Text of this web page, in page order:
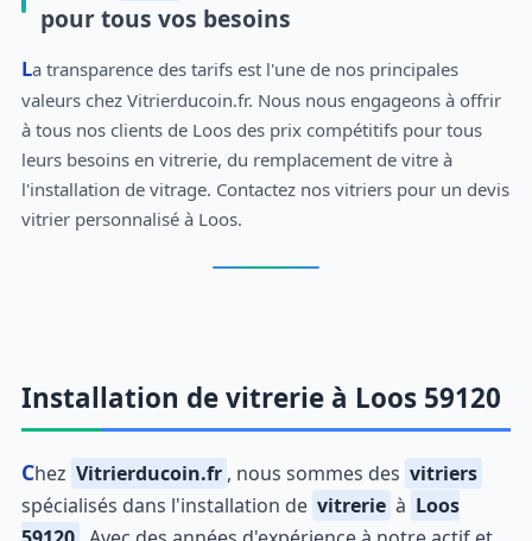
pour tous vos besoins
La transparence des tarifs est l'une de nos principales
valeurs chez Vitrierducoin.fr. Nous nous engageons à offrir
à tous nos clients de Loos des prix compétitifs pour tous
leurs besoins en vitrerie, du remplacement de vitre à
l'installation de vitrage. Contactez nos vitriers pour un devis
vitrier personnalisé à Loos.
Installation de vitrerie à Loos 59120
Chez Vitrierducoin.fr , nous sommes des vitriers
spécialisés dans l'installation de vitrerie à Loos